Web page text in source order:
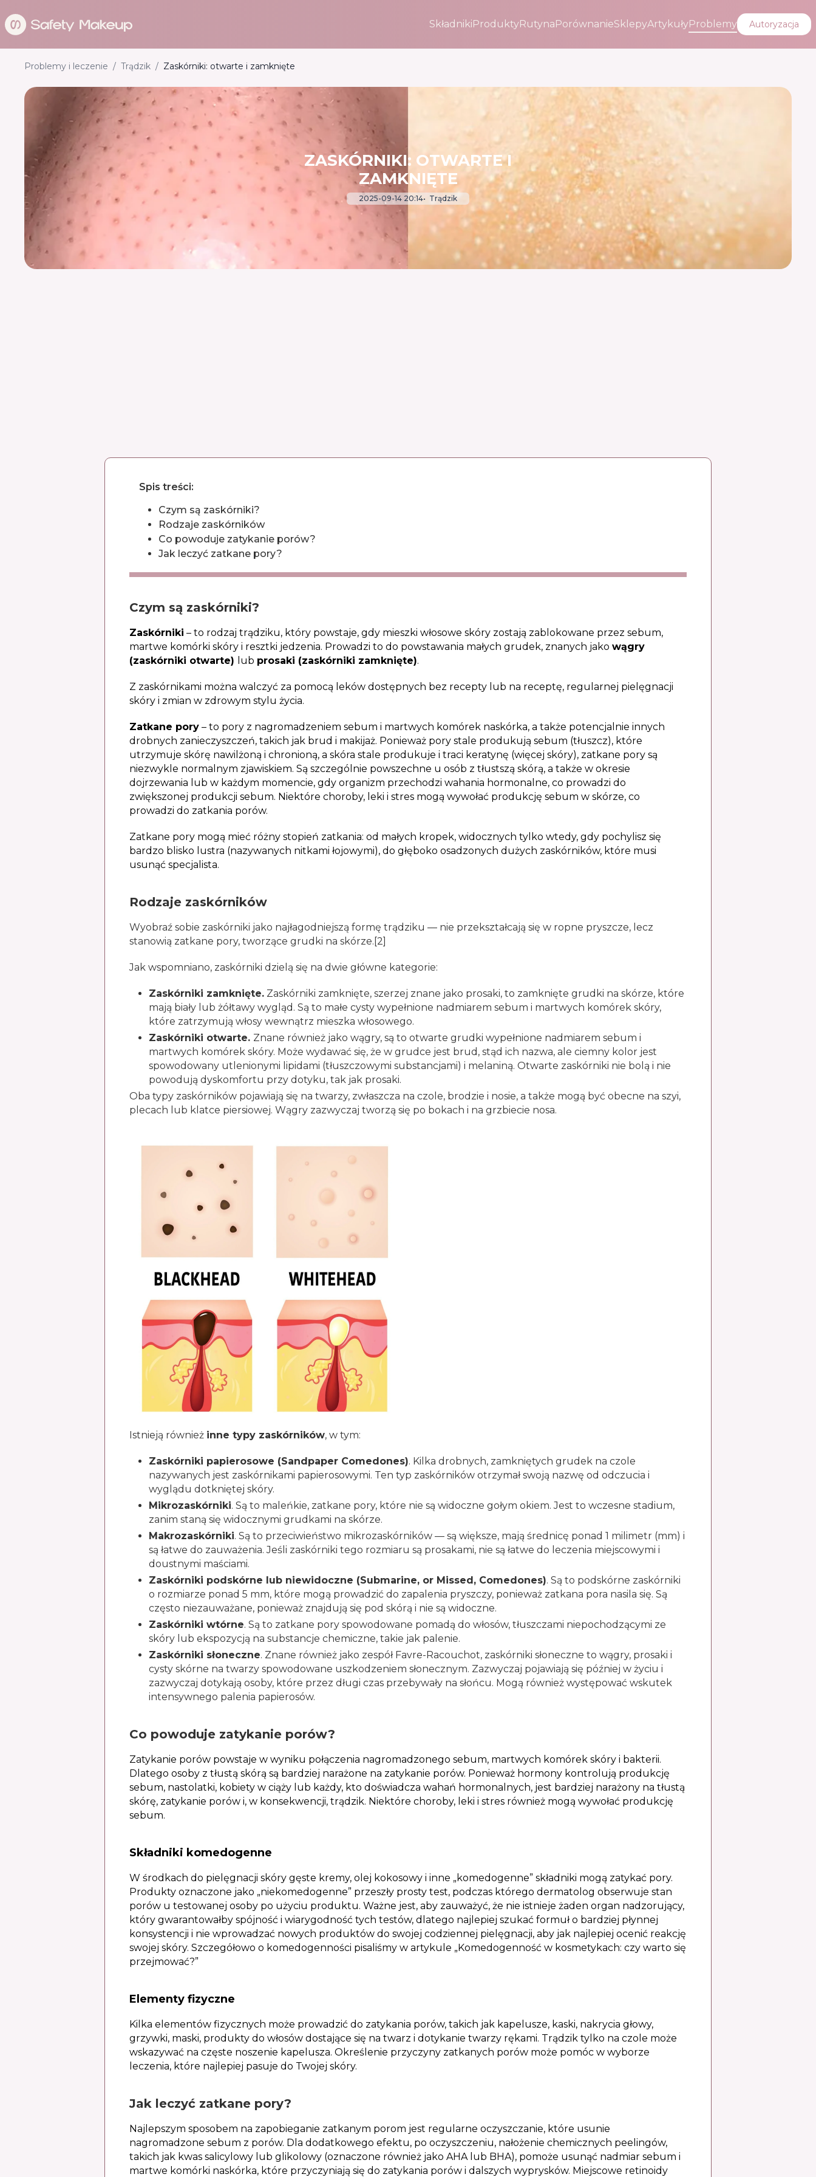
SkładnikiProduktyRutynaPorównanieSklepyArtykułyProblemy Autoryzacja
Problemy i leczenie / Trądzik / Zaskórniki: otwarte i zamknięte
ZASKÓRNIKI: OTWARTE I
ZAMKNIĘTE
2025-09-14 20:14 Trądzik
Spis treści:
Czym są zaskórniki?
Rodzaje zaskórników
Co powoduje zatykanie porów?
Jak leczyć zatkane pory?
Czym są zaskórniki?
Zaskórniki – to rodzaj trądziku, który powstaje, gdy mieszki włosowe skóry zostają zablokowane przez sebum,
martwe komórki skóry i resztki jedzenia. Prowadzi to do powstawania małych grudek, znanych jako wągry
(zaskórniki otwarte)
lub prosaki (zaskórniki zamknięte).
Z zaskórnikami można walczyć za pomocą leków dostępnych bez recepty lub na receptę, regularnej pielęgnacji
skóry i zmian w zdrowym stylu życia.
Zatkane pory – to pory z nagromadzeniem sebum i martwych komórek naskórka, a także potencjalnie innych
drobnych zanieczyszczeń, takich jak brud i makijaż. Ponieważ pory stale produkują sebum (tłuszcz), które
utrzymuje skórę nawilżoną i chronioną, a skóra stale produkuje i traci keratynę (więcej skóry), zatkane pory są
niezwykle normalnym zjawiskiem. Są szczególnie powszechne u osób z tłustszą skórą, a także w okresie
dojrzewania lub w każdym momencie, gdy organizm przechodzi wahania hormonalne, co prowadzi do
zwiększonej produkcji sebum. Niektóre choroby, leki i stres mogą wywołać produkcję sebum w skórze, co
prowadzi do zatkania porów.
Zatkane pory mogą mieć różny stopień zatkania: od małych kropek, widocznych tylko wtedy, gdy pochylisz się
bardzo blisko lustra (nazywanych nitkami łojowymi), do głęboko osadzonych dużych zaskórników, które musi
usunąć specjalista.
Rodzaje zaskórników
Wyobraź sobie zaskórniki jako najłagodniejszą formę trądziku — nie przekształcają się w ropne pryszcze, lecz
stanowią zatkane pory, tworzące grudki na skórze.[2]
Jak wspomniano, zaskórniki dzielą się na dwie główne kategorie:
Zaskórniki zamknięte. Zaskórniki zamknięte, szerzej znane jako prosaki, to zamknięte grudki na skórze, które
mają biały lub żółtawy wygląd. Są to małe cysty wypełnione nadmiarem sebum i martwych komórek skóry,
które zatrzymują włosy wewnątrz mieszka włosowego.
Zaskórniki otwarte. Znane również jako wągry, są to otwarte grudki wypełnione nadmiarem sebum i
martwych komórek skóry. Może wydawać się, że w grudce jest brud, stąd ich nazwa, ale ciemny kolor jest
spowodowany utlenionymi lipidami (tłuszczowymi substancjami) i melaniną. Otwarte zaskórniki nie bolą i nie
powodują dyskomfortu przy dotyku, tak jak prosaki.
Oba typy zaskórników pojawiają się na twarzy, zwłaszcza na czole, brodzie i nosie, a także mogą być obecne na szyi,
plecach lub klatce piersiowej. Wągry zazwyczaj tworzą się po bokach i na grzbiecie nosa.
Istnieją również inne typy zaskórników, w tym:
Zaskórniki papierosowe (Sandpaper Comedones). Kilka drobnych, zamkniętych grudek na czole
nazywanych jest zaskórnikami papierosowymi. Ten typ zaskórników otrzymał swoją nazwę od odczucia i
wyglądu dotkniętej skóry.
Mikrozaskórniki. Są to maleńkie, zatkane pory, które nie są widoczne gołym okiem. Jest to wczesne stadium,
zanim staną się widocznymi grudkami na skórze.
Makrozaskórniki. Są to przeciwieństwo mikrozaskórników — są większe, mają średnicę ponad 1 milimetr (mm) i
są łatwe do zauważenia. Jeśli zaskórniki tego rozmiaru są prosakami, nie są łatwe do leczenia miejscowymi i
doustnymi maściami.
Zaskórniki podskórne lub niewidoczne (Submarine, or Missed, Comedones). Są to podskórne zaskórniki
o rozmiarze ponad 5 mm, które mogą prowadzić do zapalenia pryszczy, ponieważ zatkana pora nasila się. Są
często niezauważane, ponieważ znajdują się pod skórą i nie są widoczne.
Zaskórniki wtórne. Są to zatkane pory spowodowane pomadą do włosów, tłuszczami niepochodzącymi ze
skóry lub ekspozycją na substancje chemiczne, takie jak palenie.
Zaskórniki słoneczne. Znane również jako zespół Favre-Racouchot, zaskórniki słoneczne to wągry, prosaki i
cysty skórne na twarzy spowodowane uszkodzeniem słonecznym. Zazwyczaj pojawiają się później w życiu i
zazwyczaj dotykają osoby, które przez długi czas przebywały na słońcu. Mogą również występować wskutek
intensywnego palenia papierosów.
Co powoduje zatykanie porów?
Zatykanie porów powstaje w wyniku połączenia nagromadzonego sebum, martwych komórek skóry i bakterii.
Dlatego osoby z tłustą skórą są bardziej narażone na zatykanie porów. Ponieważ hormony kontrolują produkcję
sebum, nastolatki, kobiety w ciąży lub każdy, kto doświadcza wahań hormonalnych, jest bardziej narażony na tłustą
skórę, zatykanie porów i, w konsekwencji, trądzik. Niektóre choroby, leki i stres również mogą wywołać produkcję
sebum.
Składniki komedogenne
W środkach do pielęgnacji skóry gęste kremy, olej kokosowy i inne „komedogenne” składniki mogą zatykać pory.
Produkty oznaczone jako „niekomedogenne” przeszły prosty test, podczas którego dermatolog obserwuje stan
porów u testowanej osoby po użyciu produktu. Ważne jest, aby zauważyć, że nie istnieje żaden organ nadzorujący,
który gwarantowałby spójność i wiarygodność tych testów, dlatego najlepiej szukać formuł o bardziej płynnej
konsystencji i nie wprowadzać nowych produktów do swojej codziennej pielęgnacji, aby jak najlepiej ocenić reakcję
swojej skóry. Szczegółowo o komedogenności pisaliśmy w artykule „Komedogenność w kosmetykach: czy warto się
przejmować?”
Elementy fizyczne
Kilka elementów fizycznych może prowadzić do zatykania porów, takich jak kapelusze, kaski, nakrycia głowy,
grzywki, maski, produkty do włosów dostające się na twarz i dotykanie twarzy rękami. Trądzik tylko na czole może
wskazywać na częste noszenie kapelusza. Określenie przyczyny zatkanych porów może pomóc w wyborze
leczenia, które najlepiej pasuje do Twojej skóry.
Jak leczyć zatkane pory?
Najlepszym sposobem na zapobieganie zatkanym porom jest regularne oczyszczanie, które usunie
nagromadzone sebum z porów. Dla dodatkowego efektu, po oczyszczeniu, nałożenie chemicznych peelingów,
takich jak kwas salicylowy lub glikolowy (oznaczone również jako AHA lub BHA), pomoże usunąć nadmiar sebum i
martwe komórki naskórka, które przyczyniają się do zatykania porów i dalszych wyprysków. Miejscowe retinoidy